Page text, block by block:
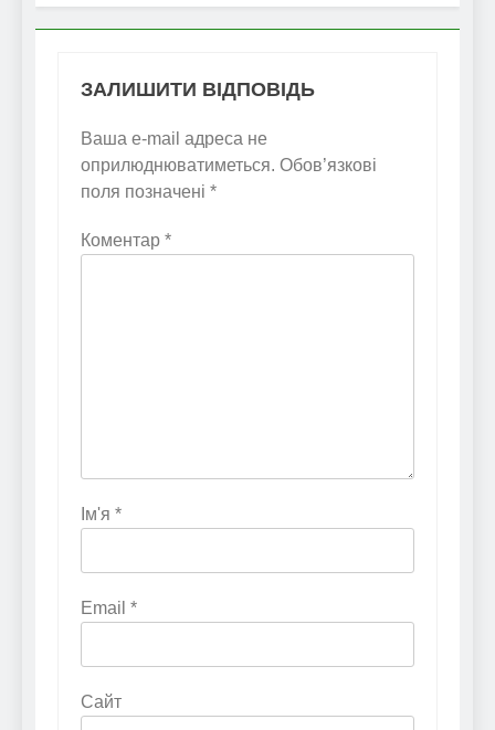
ЗАЛИШИТИ ВІДПОВІДЬ
Ваша e-mail адреса не
оприлюднюватиметься. Обов’язкові
поля позначені *
Коментар *
Ім'я *
Email *
Сайт